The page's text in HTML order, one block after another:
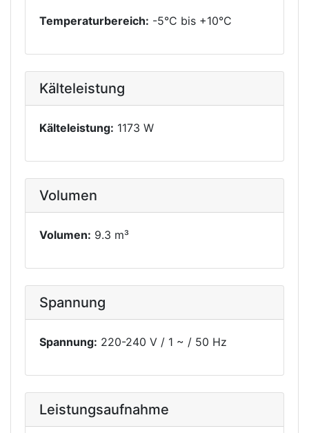
Temperaturbereich: -5°C bis +10°C
Kälteleistung
Kälteleistung: 1173 W
Volumen
Volumen: 9.3 m³
Spannung
Spannung: 220-240 V / 1 ~ / 50 Hz
Leistungsaufnahme